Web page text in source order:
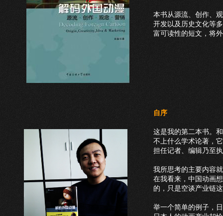
本书从源流、创作、
开发以及历史文化等
富可读性的短文，将
自序
这是我的第二本书。
不上什么学术论著，
担任记者、编辑乃至
我所思考的主要内容
在我看来，中国动画
的，只是空谈产业链
举一个简单的例子，